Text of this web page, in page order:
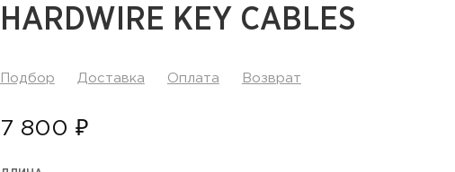
HARDWIRE KEY CABLES
Подбор Доставка Оплата Возврат
7 800 ₽